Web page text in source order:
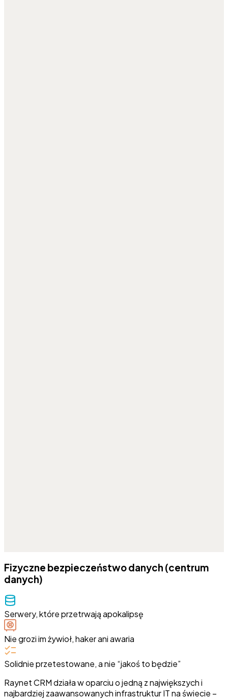
Fizyczne bezpieczeństwo danych (centrum
danych)
Serwery, które przetrwają apokalipsę
Nie grozi im żywioł, haker ani awaria
Solidnie przetestowane, a nie “jakoś to będzie”
Raynet CRM działa w oparciu o jedną z największych i
najbardziej zaawansowanych infrastruktur IT na świecie –